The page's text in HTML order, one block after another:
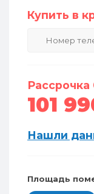
Купить в
101
Нашли
Площадь